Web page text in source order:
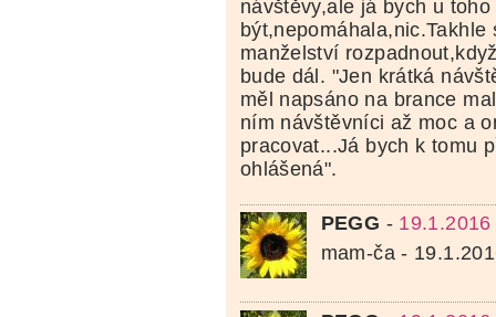
návštěvy,ale já bych u
být,nepomáhala,nic.Takhle
manželství
bude dál. "Jen krátká
měl napsáno na brance
ním návštěvníci až moc a
pracovat...Já bych k tomu
ohlášená".
PEGG - 19.1.2016
mam-ča -